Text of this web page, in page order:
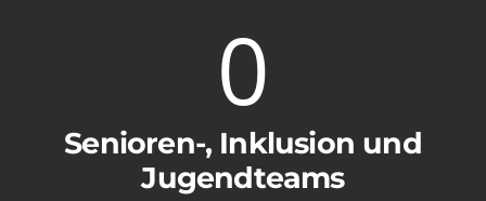
0
Senioren-, Inklusion und
Jugendteams